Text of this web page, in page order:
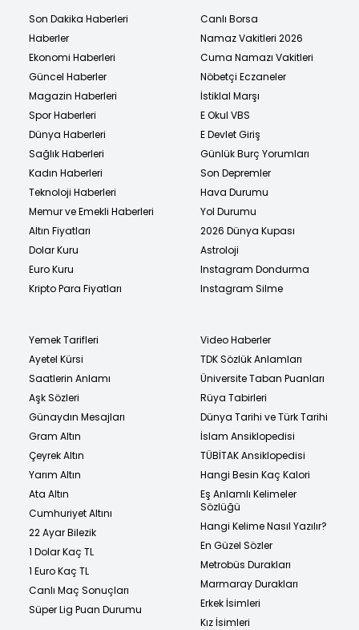
Son Dakika Haberleri
Haberler
Ekonomi Haberleri
Güncel Haberler
Magazin Haberleri
Spor Haberleri
Dünya Haberleri
Sağlık Haberleri
Kadın Haberleri
Teknoloji Haberleri
Memur ve Emekli Haberleri
Altın Fiyatları
Dolar Kuru
Euro Kuru
Kripto Para Fiyatları
Canlı Borsa
Namaz Vakitleri 2026
Cuma Namazı Vakitleri
Nöbetçi Eczaneler
İstiklal Marşı
E Okul VBS
E Devlet Giriş
Günlük Burç Yorumları
Son Depremler
Hava Durumu
Yol Durumu
2026 Dünya Kupası
Astroloji
Instagram Dondurma
Instagram Silme
Yemek Tarifleri
Ayetel Kürsi
Saatlerin Anlamı
Aşk Sözleri
Günaydın Mesajları
Gram Altın
Çeyrek Altın
Yarım Altın
Ata Altın
Cumhuriyet Altını
22 Ayar Bilezik
1 Dolar Kaç TL
1 Euro Kaç TL
Canlı Maç Sonuçları
Süper Lig Puan Durumu
Video Haberler
TDK Sözlük Anlamları
Üniversite Taban Puanları
Rüya Tabirleri
Dünya Tarihi ve Türk Tarihi
İslam Ansiklopedisi
TÜBİTAK Ansiklopedisi
Hangi Besin Kaç Kalori
Eş Anlamlı Kelimeler
Sözlüğü
Hangi Kelime Nasıl Yazılır?
En Güzel Sözler
Metrobüs Durakları
Marmaray Durakları
Erkek İsimleri
Kız İsimleri